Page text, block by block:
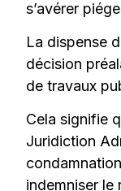
s’avérer
La dispense
décision
de travaux
Cela signifie
Juridiction
indemniser le